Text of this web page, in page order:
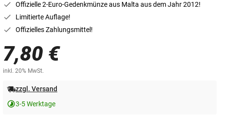
Offizielle 2-Euro-Gedenkmünze aus Malta aus dem Jahr 2012!
Limitierte Auflage!
Offizielles Zahlungsmittel!
7,80 €
inkl. 20% MwSt.
zzgl. Versand
3-5 Werktage